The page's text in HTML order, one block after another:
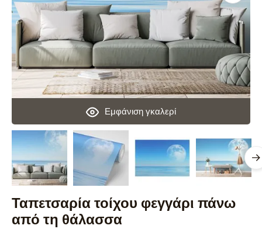
Ταπετσαρία τοίχου φεγγάρι πάνω
από τη θάλασσα
Εμφάνιση γκαλερί